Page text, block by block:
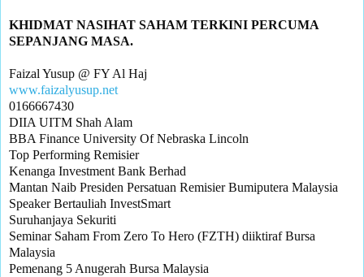
KHIDMAT NASIHAT SAHAM TERKINI PERCUMA
www.faizalyusup.net
0166667430
DIIA UITM Shah Alam
BBA Finance University Of Nebraska Lincoln
Top Performing Remisier
Kenanga Investment Bank Berhad
Mantan Naib Presiden Persatuan Remisier Bumiputera Malaysia
Speaker Bertauliah InvestSmart
Suruhanjaya Sekuriti
Seminar Saham From Zero To Hero (FZTH) diiktiraf Bursa
Malaysia
Pemenang 5 Anugerah Bursa Malaysia